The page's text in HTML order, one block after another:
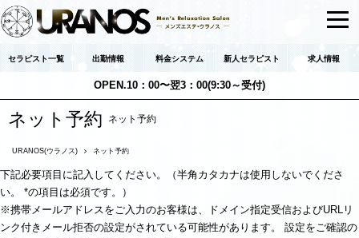
セラピスト一覧 出勤情報 料金システム 新人セラピスト 求人情報
OPEN.10：00〜翌3：00(9:30～受付)
ネット予約 ネット予約
URANOS(ウラノス) ネット予約
下記必要項目に記入してください。（半角カタカナは使用しないでくださ
い。 *の項目は必須です。）
※携帯メールアドレスをご入力のお客様は、ドメイン指定受信およびURLリ
ンク付きメール拒否の設定がされている可能性があります。 設定をご確認の